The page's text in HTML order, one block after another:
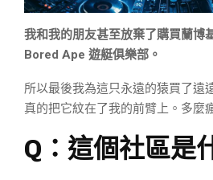
我和我的朋友甚至放棄了購買蘭博
Bored Ape 遊艇俱樂部。
所以最後我為這只永遠的猿買了遠
真的把它紋在了我的前臂上。多麼
Q：這個社區是